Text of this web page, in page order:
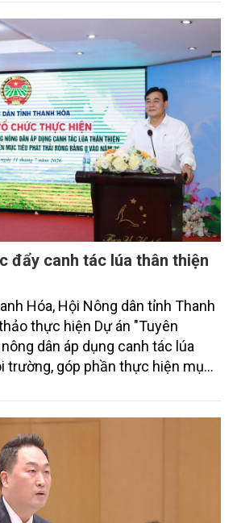
công nghệ và cam kết bền vững
là mục tiêu đưa phát thải ròng
năm 2050.
đẩy canh tác lúa thân thiện
Hóa, Hội Nông dân tỉnh Thanh
thực hiện Dự án "Tuyên
dân áp dụng canh tác lúa
trường, góp phần thực hiện mục
gia của đông đảo đại biểu đến
lý nhà nước, đơn vị nghiên cứu,
tác xã và nông dân đang trực
hình sản xuất lúa phát thải thấp.